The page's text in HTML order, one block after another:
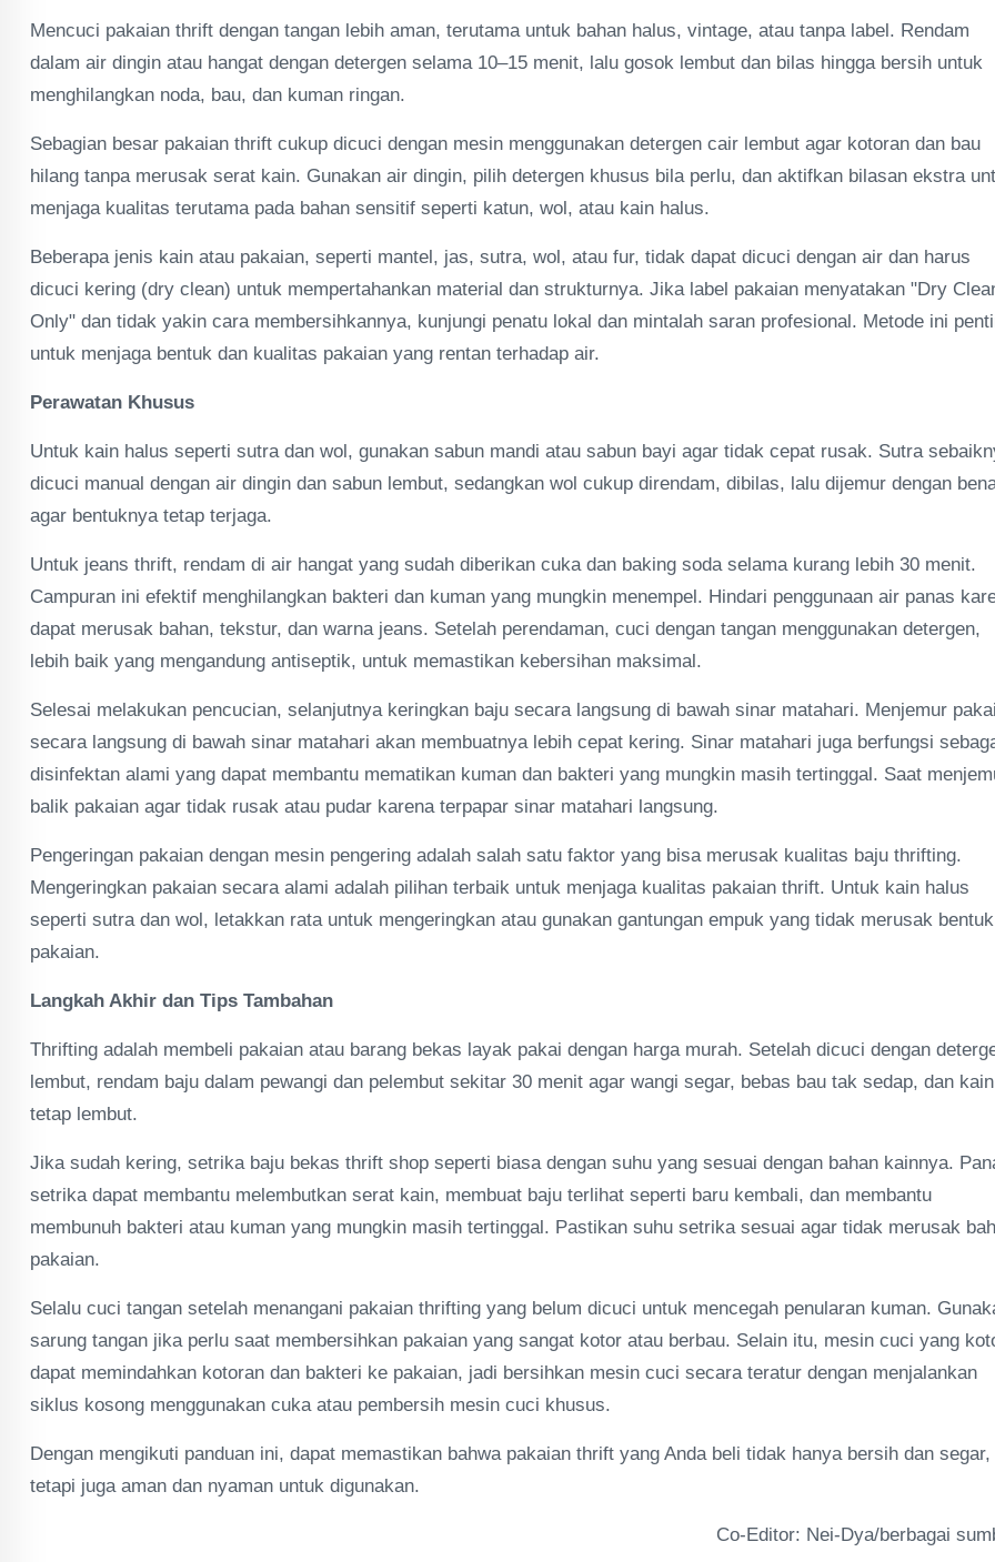
Mencuci pakaian thrift dengan tangan lebih aman, terutama untuk bahan halus, vintage, atau tanpa label. Rendam
dalam air dingin atau hangat dengan detergen selama 10–15 menit, lalu gosok lembut dan bilas hingga bersih untuk
menghilangkan noda, bau, dan kuman ringan.
Sebagian besar pakaian thrift cukup dicuci dengan mesin menggunakan detergen cair lembut agar kotoran dan bau
hilang tanpa merusak serat kain. Gunakan air dingin, pilih detergen khusus bila perlu, dan aktifkan bilasan ekstra
menjaga kualitas terutama pada bahan sensitif seperti katun, wol, atau kain halus.
Beberapa jenis kain atau pakaian, seperti mantel, jas, sutra, wol, atau fur, tidak dapat dicuci dengan air dan harus
dicuci kering (dry clean) untuk mempertahankan material dan strukturnya. Jika label pakaian menyatakan "Dry
Only" dan tidak yakin cara membersihkannya, kunjungi penatu lokal dan mintalah saran profesional. Metode ini
untuk menjaga bentuk dan kualitas pakaian yang rentan terhadap air.
Perawatan Khusus
Untuk kain halus seperti sutra dan wol, gunakan sabun mandi atau sabun bayi agar tidak cepat rusak. Sutra
dicuci manual dengan air dingin dan sabun lembut, sedangkan wol cukup direndam, dibilas, lalu dijemur dengan
agar bentuknya tetap terjaga.
Untuk jeans thrift, rendam di air hangat yang sudah diberikan cuka dan baking soda selama kurang lebih 30 menit.
Campuran ini efektif menghilangkan bakteri dan kuman yang mungkin menempel. Hindari penggunaan air panas
dapat merusak bahan, tekstur, dan warna jeans. Setelah perendaman, cuci dengan tangan menggunakan detergen,
lebih baik yang mengandung antiseptik, untuk memastikan kebersihan maksimal.
Selesai melakukan pencucian, selanjutnya keringkan baju secara langsung di bawah sinar matahari. Menjemur
secara langsung di bawah sinar matahari akan membuatnya lebih cepat kering. Sinar matahari juga berfungsi
disinfektan alami yang dapat membantu mematikan kuman dan bakteri yang mungkin masih tertinggal. Saat
balik pakaian agar tidak rusak atau pudar karena terpapar sinar matahari langsung.
Pengeringan pakaian dengan mesin pengering adalah salah satu faktor yang bisa merusak kualitas baju thrifting.
Mengeringkan pakaian secara alami adalah pilihan terbaik untuk menjaga kualitas pakaian thrift. Untuk kain halus
seperti sutra dan wol, letakkan rata untuk mengeringkan atau gunakan gantungan empuk yang tidak merusak bentuk
pakaian.
Langkah Akhir dan Tips Tambahan
Thrifting adalah membeli pakaian atau barang bekas layak pakai dengan harga murah. Setelah dicuci dengan
lembut, rendam baju dalam pewangi dan pelembut sekitar 30 menit agar wangi segar, bebas bau tak sedap, dan kain
tetap lembut.
Jika sudah kering, setrika baju bekas thrift shop seperti biasa dengan suhu yang sesuai dengan bahan kainnya.
setrika dapat membantu melembutkan serat kain, membuat baju terlihat seperti baru kembali, dan membantu
membunuh bakteri atau kuman yang mungkin masih tertinggal. Pastikan suhu setrika sesuai agar tidak merusak
pakaian.
Selalu cuci tangan setelah menangani pakaian thrifting yang belum dicuci untuk mencegah penularan kuman.
sarung tangan jika perlu saat membersihkan pakaian yang sangat kotor atau berbau. Selain itu, mesin cuci yang
dapat memindahkan kotoran dan bakteri ke pakaian, jadi bersihkan mesin cuci secara teratur dengan menjalankan
siklus kosong menggunakan cuka atau pembersih mesin cuci khusus.
Dengan mengikuti panduan ini, dapat memastikan bahwa pakaian thrift yang Anda beli tidak hanya bersih dan segar,
tetapi juga aman dan nyaman untuk digunakan.
Co-Editor: Nei-Dya/berbagai